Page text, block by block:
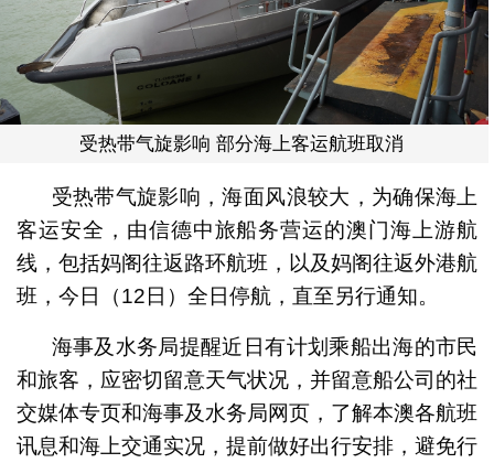
受热带气旋影响 部分海上客运航班取消
受热带气旋影响，海面风浪较大，为确保海上
客运安全，由信德中旅船务营运的澳门海上游航
线，包括妈阁往返路环航班，以及妈阁往返外港航
班，今日（12日）全日停航，直至另行通知。
海事及水务局提醒近日有计划乘船出海的市民
和旅客，应密切留意天气状况，并留意船公司的社
交媒体专页和海事及水务局网页，了解本澳各航班
讯息和海上交通实况，提前做好出行安排，避免行